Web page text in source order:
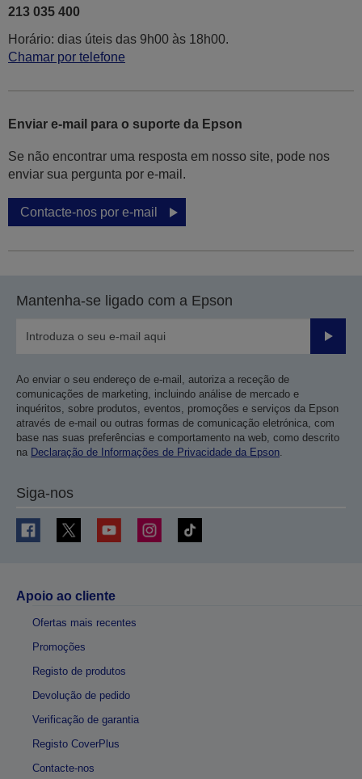
213 035 400
Horário: dias úteis das 9h00 às 18h00.
Chamar por telefone
Enviar e-mail para o suporte da Epson
Se não encontrar uma resposta em nosso site, pode nos
enviar sua pergunta por e-mail.
Contacte-nos por e-mail
Mantenha-se ligado com a Epson
Enviar
Ao enviar o seu endereço de e-mail, autoriza a receção de
comunicações de marketing, incluindo análise de mercado e
inquéritos, sobre produtos, eventos, promoções e serviços da Epson
através de e-mail ou outras formas de comunicação eletrónica, com
base nas suas preferências e comportamento na web, como descrito
na Declaração de Informações de Privacidade da Epson.
Siga-nos
Apoio ao cliente
Ofertas mais recentes
Promoções
Registo de produtos
Devolução de pedido
Verificação de garantia
Registo CoverPlus
Contacte-nos